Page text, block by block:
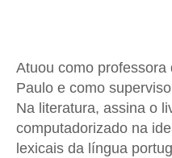
Atuou como
Paulo e como
Na literatura, assina o
computadorizado na
lexicais da língua